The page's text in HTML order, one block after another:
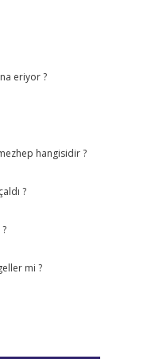
eriyor ?
hangisidir ?
?
mi ?